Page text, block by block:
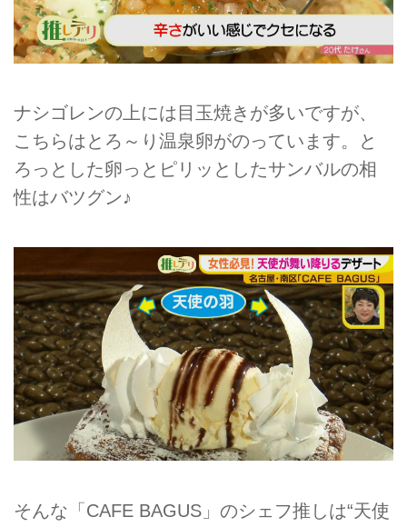
ナシゴレンの上には目玉焼きが多いですが、
こちらはとろ～り温泉卵がのっています。と
ろっとした卵っとピリッとしたサンバルの相
性はバツグン♪
そんな「CAFE BAGUS」のシェフ推しは“天使